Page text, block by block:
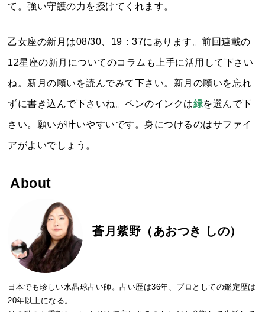
て。強い守護の力を授けてくれます。
乙女座の新月は08/30、19：37にあります。前回連載の
12星座の新月についてのコラムも上手に活用して下さい
ね。新月の願いを読んでみて下さい。新月の願いを忘れ
ずに書き込んで下さいね。ペンのインクは緑を選んで下
さい。願いが叶いやすいです。身につけるのはサファイ
アがよいでしょう。
About
蒼月紫野（あおつき しの）
日本でも珍しい水晶球占い師。占い歴は36年、プロとしての鑑定歴は
20年以上になる。